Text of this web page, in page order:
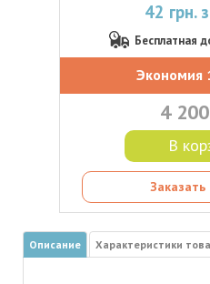
42 грн.
Бесплатная
Экономия
4
В
Заказать
Описание Характеристики